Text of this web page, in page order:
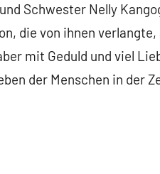
Schwester Nelly
die von ihnen
mit Geduld und viel
der Menschen in der